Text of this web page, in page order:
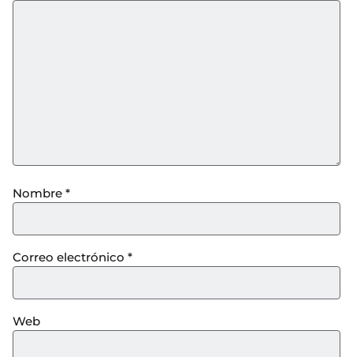
Nombre *
Correo electrónico *
Web